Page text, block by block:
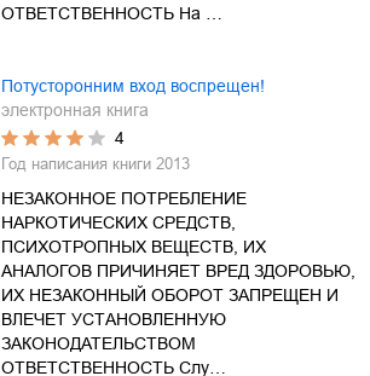
ОТВЕТСТВЕННОСТЬ На …
Потусторонним вход воспрещен!
электронная книга
4
Год написания книги 2013
НЕЗАКОННОЕ ПОТРЕБЛЕНИЕ
НАРКОТИЧЕСКИХ СРЕДСТВ,
ПСИХОТРОПНЫХ ВЕЩЕСТВ, ИХ
АНАЛОГОВ ПРИЧИНЯЕТ ВРЕД ЗДОРОВЬЮ,
ИХ НЕЗАКОННЫЙ ОБОРОТ ЗАПРЕЩЕН И
ВЛЕЧЕТ УСТАНОВЛЕННУЮ
ЗАКОНОДАТЕЛЬСТВОМ
ОТВЕТСТВЕННОСТЬ Слу…